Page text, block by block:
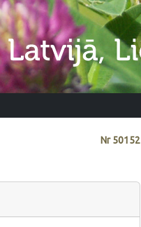
Nr50152